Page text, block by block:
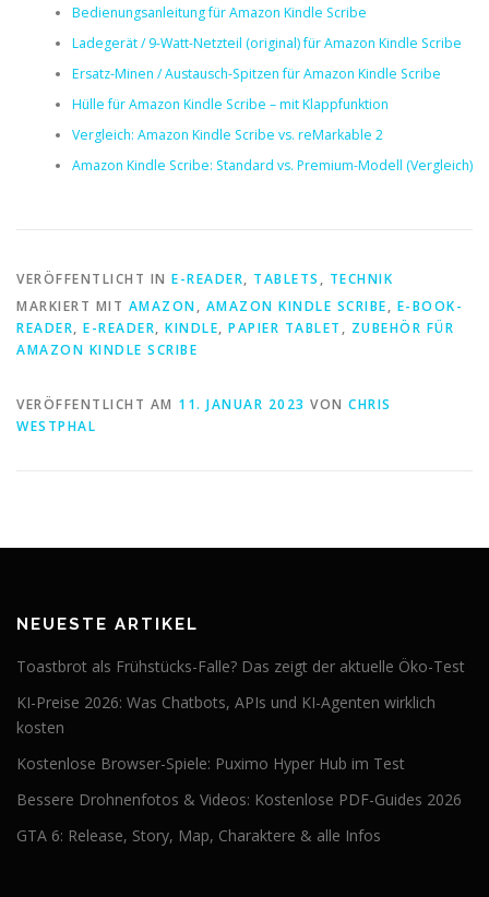
Bedienungsanleitung für Amazon Kindle Scribe
Ladegerät / 9-Watt-Netzteil (original) für Amazon Kindle Scribe
Ersatz-Minen / Austausch-Spitzen für Amazon Kindle Scribe
Hülle für Amazon Kindle Scribe – mit Klappfunktion
Vergleich: Amazon Kindle Scribe vs. reMarkable 2
Amazon Kindle Scribe: Standard vs. Premium-Modell (Vergleich)
VERÖFFENTLICHT IN E-READER, TABLETS , TECHNIK
MARKIERT MIT AMAZON, AMAZON KINDLE SCRIBE, E-BOOK-
READER, E-READER, KINDLE, PAPIER TABLET , ZUBEHÖR FÜR
AMAZON KINDLE SCRIBE
VERÖFFENTLICHT AM 11. JANUAR 2023 VON CHRIS
WESTPHAL
NEUESTE ARTIKEL
Toastbrot als Frühstücks-Falle? Das zeigt der aktuelle Öko-Test
KI-Preise 2026: Was Chatbots, APIs und KI-Agenten wirklich
kosten
Kostenlose Browser-Spiele: Puximo Hyper Hub im Test
Bessere Drohnenfotos & Videos: Kostenlose PDF-Guides 2026
GTA 6: Release, Story, Map, Charaktere & alle Infos